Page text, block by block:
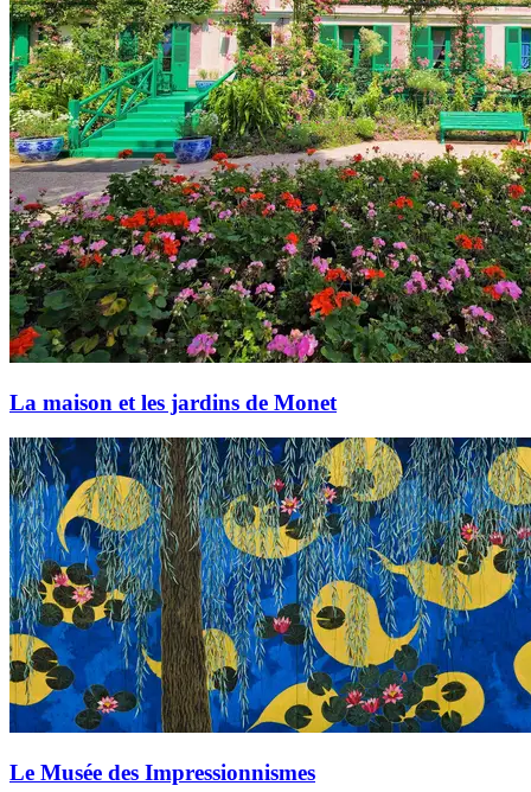
La maison et les jardins de Monet
Le Musée des Impressionnismes